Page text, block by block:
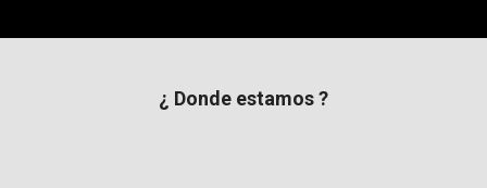
¿ Donde estamos ?